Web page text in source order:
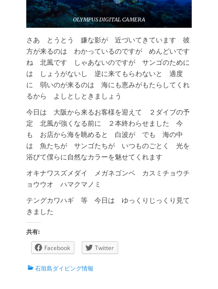
OLYMPUS DIGITAL CAMERA
さあ とうとう 嫌な影が 近づいてきています 彼
方が来るのは わかっているのですが めんどいです
ね 北風です しゃあないのですが サンゴのために
は しょうがないし 逆に来てもらわないと 適度
に 弱いのが来るのは 海にも恵みがもたらしてくれ
るから よしとしときましょう
今日は 大阪から来るお客様を迎えて ２ダイブの予
定 北風が強くなる前に ２本終わらせました 今
も お店から海を眺めると 白波が でも 海の中
は 魚たちが サンゴたちが いつものごとく 光を
浴びて僕らに自然なカラーを魅せてくれます
オキナワスズメダイ メガネゴンベ カスミチョウチ
ョウウオ ハマクマノミ
テングカワハギ 等 今日は ゆっくりじっくり見て
きました
共有:
Facebook Twitter
カ 石垣島ダイビング情報